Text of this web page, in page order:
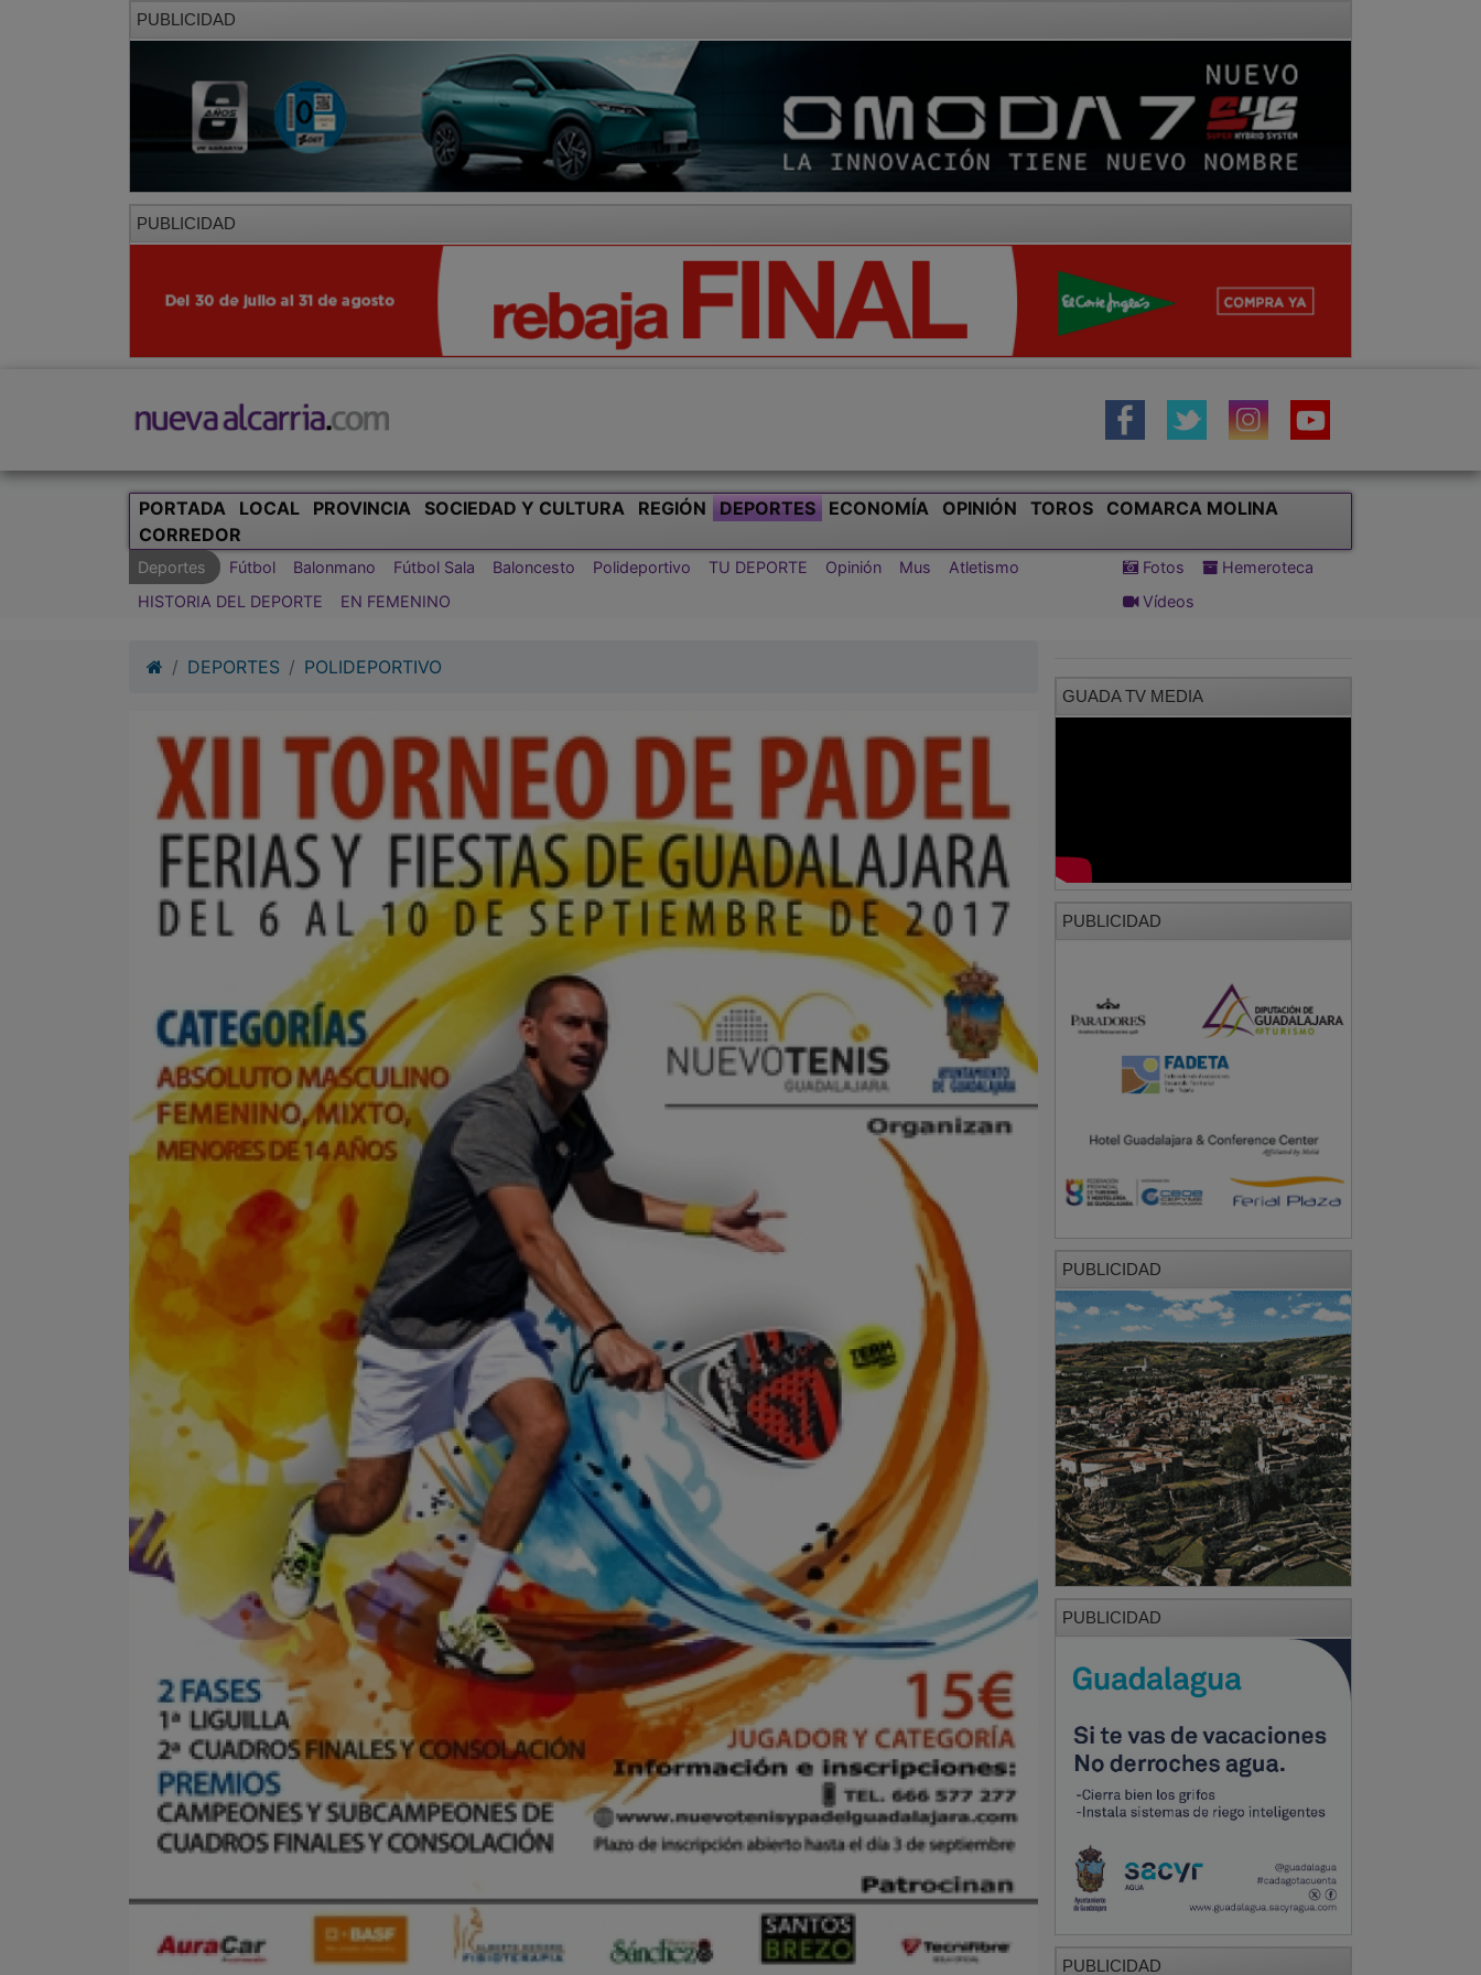
PUBLICIDAD
PUBLICIDAD
PORTADA LOCAL PROVINCIA SOCIEDAD Y CULTURA REGIÓN DEPORTES ECONOMÍA OPINIÓN TOROS
COMARCA MOLINA
CORREDOR
Deportes Fútbol Balonmano Fútbol Sala Baloncesto Polideportivo TU DEPORTE Opinión Mus
Atletismo
HISTORIA DEL DEPORTE
EN FEMENINO
Fotos
Hemeroteca
Vídeos
DEPORTES POLIDEPORTIVO
GUADA TV MEDIA
PUBLICIDAD
PUBLICIDAD
PUBLICIDAD
PUBLICIDAD